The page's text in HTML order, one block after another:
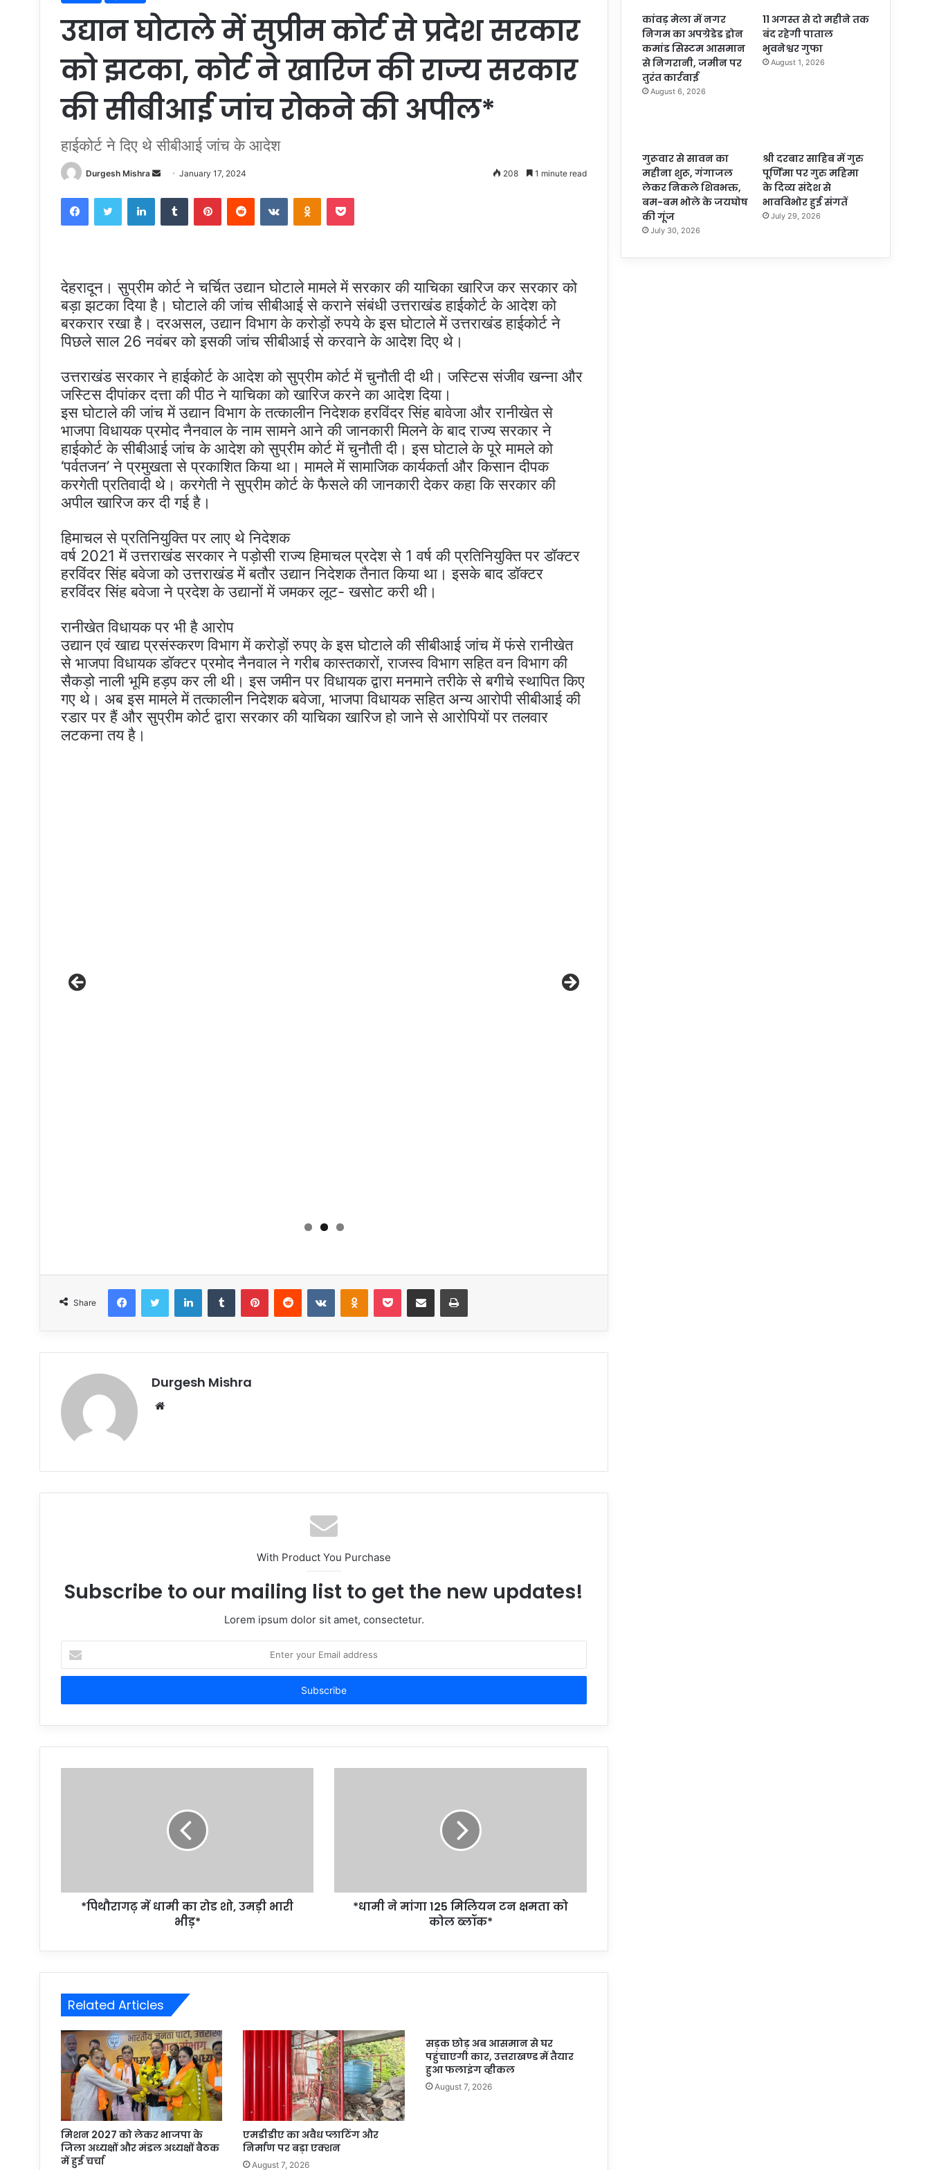
उद्यान घोटाले में सुप्रीम कोर्ट से प्रदेश सरकार
को झटका, कोर्ट ने खारिज की राज्य सरकार
की सीबीआई जांच रोकने की अपील*
हाईकोर्ट ने दिए थे सीबीआई जांच के आदेश
Durgesh Mishra
Send
email
January 17, 2024 208 1 minute read
FacebookTwitterLinkedInTumblrPinterestRedditVKontakteOdnoklassniki
Pocket
देहरादून। सुप्रीम कोर्ट ने चर्चित उद्यान घोटाले मामले में सरकार की याचिका खारिज कर सरकार को
बड़ा झटका दिया है। घोटाले की जांच सीबीआई से कराने संबंधी उत्तराखंड हाईकोर्ट के आदेश को
बरकरार रखा है। दरअसल, उद्यान विभाग के करोड़ों रुपये के इस घोटाले में उत्तराखंड हाईकोर्ट ने
पिछले साल 26 नवंबर को इसकी जांच सीबीआई से करवाने के आदेश दिए थे।
उत्तराखंड सरकार ने हाईकोर्ट के आदेश को सुप्रीम कोर्ट में चुनौती दी थी। जस्टिस संजीव खन्ना और
जस्टिस दीपांकर दत्ता की पीठ ने याचिका को खारिज करने का आदेश दिया।
इस घोटाले की जांच में उद्यान विभाग के तत्कालीन निदेशक हरविंदर सिंह बावेजा और रानीखेत से
भाजपा विधायक प्रमोद नैनवाल के नाम सामने आने की जानकारी मिलने के बाद राज्य सरकार ने
हाईकोर्ट के सीबीआई जांच के आदेश को सुप्रीम कोर्ट में चुनौती दी। इस घोटाले के पूरे मामले को
‘पर्वतजन’ ने प्रमुखता से प्रकाशित किया था। मामले में सामाजिक कार्यकर्ता और किसान दीपक
करगेती प्रतिवादी थे। करगेती ने सुप्रीम कोर्ट के फैसले की जानकारी देकर कहा कि सरकार की
अपील खारिज कर दी गई है।
हिमाचल से प्रतिनियुक्ति पर लाए थे निदेशक
वर्ष 2021 में उत्तराखंड सरकार ने पड़ोसी राज्य हिमाचल प्रदेश से 1 वर्ष की प्रतिनियुक्ति पर डॉक्टर
हरविंदर सिंह बवेजा को उत्तराखंड में बतौर उद्यान निदेशक तैनात किया था। इसके बाद डॉक्टर
हरविंदर सिंह बवेजा ने प्रदेश के उद्यानों में जमकर लूट- खसोट करी थी।
रानीखेत विधायक पर भी है आरोप
उद्यान एवं खाद्य प्रसंस्करण विभाग में करोड़ों रुपए के इस घोटाले की सीबीआई जांच में फंसे रानीखेत
से भाजपा विधायक डॉक्टर प्रमोद नैनवाल ने गरीब कास्तकारों, राजस्व विभाग सहित वन विभाग की
सैकड़ो नाली भूमि हड़प कर ली थी। इस जमीन पर विधायक द्वारा मनमाने तरीके से बगीचे स्थापित किए
गए थे। अब इस मामले में तत्कालीन निदेशक बवेजा, भाजपा विधायक सहित अन्य आरोपी सीबीआई की
रडार पर हैं और सुप्रीम कोर्ट द्वारा सरकार की याचिका खारिज हो जाने से आरोपियों पर तलवार
लटकना तय है।
Share
FacebookTwitterLinkedInTumblrPinterestRedditVKontakteOdnoklassniki
PocketShare via Email Print
Durgesh Mishra
Website
With Product You Purchase
Subscribe to our mailing list to get the new updates!
Lorem ipsum dolor sit amet, consectetur.
Enter
your
Email
*पिथौरागढ़ में धामी का रोड शो, उमड़ी भारी
भीड़*
*धामी ने मांगा 125 मिलियन टन क्षमता को
कोल ब्लॉक*
Related Articles
मिशन 2027 को लेकर भाजपा के
जिला अध्यक्षों और मंडल अध्यक्षों बैठक
में हुई चर्चा
एमडीडीए का अवैध प्लाटिंग और
निर्माण पर बड़ा एक्शन
August 7, 2026
सड़क छोड़ अब आसमान से घर
पहुंचाएगी कार, उत्तराखण्ड में तैयार
हुआ फलाइंग व्हीकल
August 7, 2026
कांवड़ मेला में नगर
निगम का अपग्रेडेड ड्रोन
कमांड सिस्टम आसमान
से निगरानी, जमीन पर
तुरंत कार्रवाई
August 6, 2026
11 अगस्त से दो महीने तक
बंद रहेगी पाताल
भुवनेश्वर गुफा
August 1, 2026
गुरूवार से सावन का
महीना शुरू, गंगाजल
लेकर निकले शिवभक्त,
बम-बम भोले के जयघोष
की गूंज
July 30, 2026
श्री दरबार साहिब में गुरु
पूर्णिमा पर गुरु महिमा
के दिव्य संदेश से
भावविभोर हुई संगतें
July 29, 2026